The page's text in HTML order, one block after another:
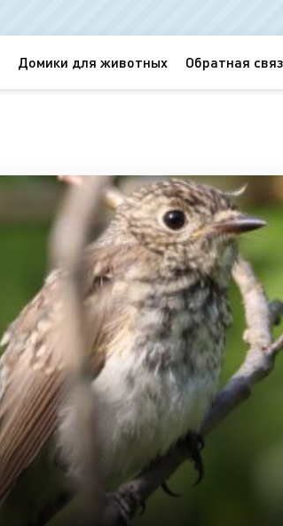
Домики для животных Обратная